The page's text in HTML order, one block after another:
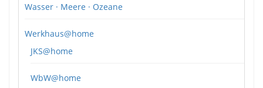
Wasser · Meere · Ozeane
Werkhaus@home
JKS@home
WbW@home